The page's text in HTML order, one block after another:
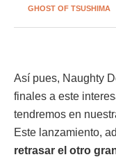
GHOST OF TSUSHIMA
Así pues, Naughty
finales a este
tendremos en
Este lanzamiento,
retrasar el otro